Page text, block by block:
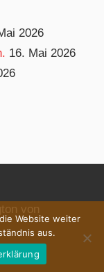
2026
16. Mai 2026
von
Website weiter
aus.